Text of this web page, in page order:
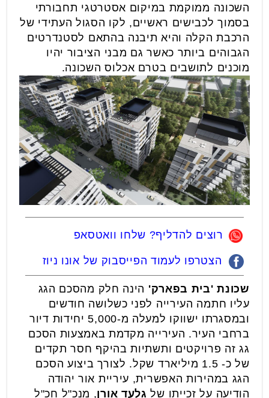
השכונה ממוקמת במיקום אסטרטגי תחבורתי
בסמוך לכבישים ראשיים, לקו הסגול העתידי של
הרכבת הקלה והיא תיבנה בהתאם לסטנדרטים
הגבוהים ביותר כאשר גם מבני הציבור יהיו
מוכנים לתושבים בטרם אכלוס השכונה.
רוצים להדליף? שלחו וואטסאפ
הצטרפו לעמוד הפייסבוק של אונו ניוז
שכונת 'בית בפארק' הינה חלק מהסכם הגג
עליו חתמה העירייה לפני כשלושה חודשים
ובמסגרתו ישווקו למעלה מ-5,000 יחידות דיור
ברחבי העיר. העירייה מקדמת באמצעות הסכם
גג זה פרויקטים ותשתיות בהיקף חסר תקדים
של כ- 1.5 מיליארד שקל. לצורך ביצוע הסכם
הגג במהירות האפשרית, עיריית אור יהודה
הודיעה על זכייתו של גלעד אורן, מנכ"ל חכ"ל